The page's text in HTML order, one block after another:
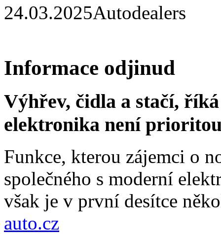
24.03.2025Autodealers
Informace odjinud
Výhřev, čidla a stačí,
elektronika není
Funkce, kterou zájemci o
společného s moderní
však je v první desítce
auto.cz